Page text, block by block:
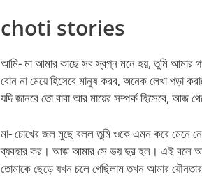
choti stories
আমি- মা আমার কাছে সব স্বপ্ন মনে হয়, তুমি আমার
বোন না মেয়ে হিসেবে মানুষ করব, অনেক লেখা পড়া
যদি জানবে তো বাবা আর মায়ের সম্পর্ক হিসেবে, আজ
মা- চোখের জল মুছে বলল তুমি ওকে এমন করে মেনে
ব্যবহার কর। আজ আমার সে ভয় দুর হল। এই বলে
তোমাকে ছেড়ে যখন চলে গেছিলাম তখন আমার